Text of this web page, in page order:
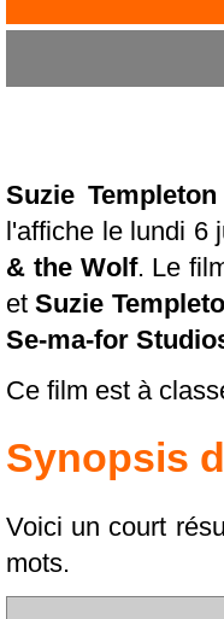
Suzie Templeton
l'affiche le lundi
& the Wolf. Le
etSuzie
Se-ma-for
Ce film est à
Synopsis
Voici un court
mots.